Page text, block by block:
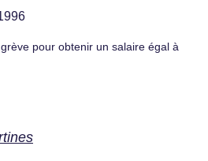
pour obtenir un salaire égal à